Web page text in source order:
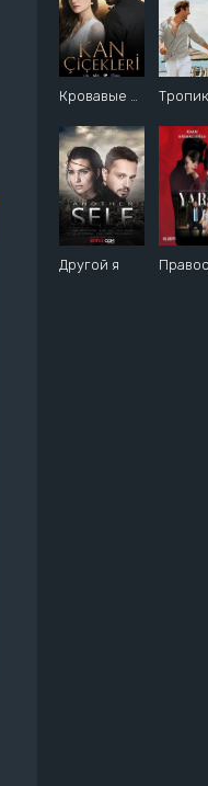
Кровавые цветы
Другой я